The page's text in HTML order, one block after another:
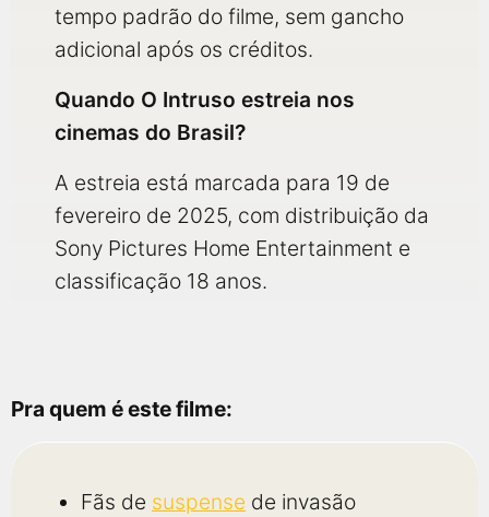
tempo padrão do filme, sem gancho
adicional após os créditos.
Quando O Intruso estreia nos
cinemas do Brasil?
A estreia está marcada para 19 de
fevereiro de 2025, com distribuição da
Sony Pictures Home Entertainment e
classificação 18 anos.
Pra quem é este filme:
Fãs de suspense de invasão